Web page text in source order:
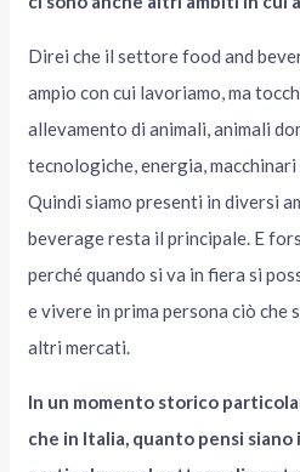
Direi che il settore food and
ampio con cui lavoriamo, ma
allevamento di animali, animali
tecnologiche, energia,
Quindi siamo presenti in diversi
beverage resta il principale. E
perché quando si va in fiera si
e vivere in prima persona ciò che
altri mercati.
In un momento storico
che in Italia, quanto pensi